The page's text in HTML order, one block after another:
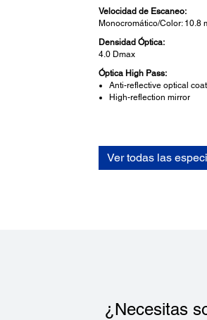
Velocidad de Escaneo:
Monocromático/Color: 10.8
Densidad Óptica:
4.0 Dmax
Óptica High Pass:
Anti-reflective optical
High-reflection mirror
Ver todas las
¿Necesitas